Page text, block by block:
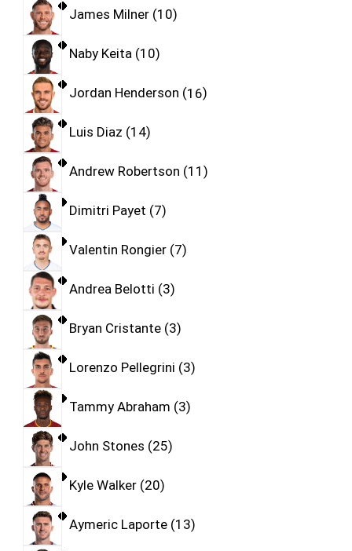
James Milner 10
Naby Keita 10
Jordan Henderson 16
Luis Diaz 14
Andrew Robertson 11
Dimitri Payet 7
Valentin Rongier 7
Andrea Belotti 3
Bryan Cristante 3
Lorenzo Pellegrini 3
Tammy Abraham 3
John Stones 25
Kyle Walker 20
Aymeric Laporte 13